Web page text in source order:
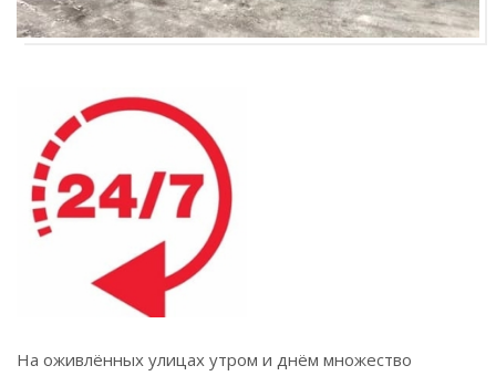
На оживлённых улицах утром и днём множество